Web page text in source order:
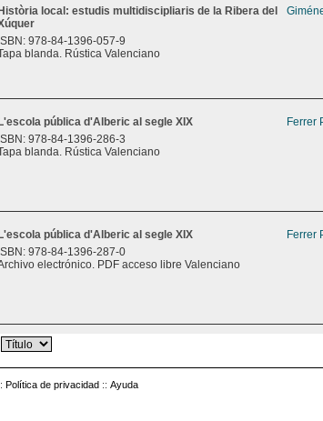
Història local: estudis multidiscipliaris de la Ribera del
ISBN: 978-84-1396-057-9
blanda. Rústica Valenciano
L'escola pública d'Alberic al segle XIX
ISBN: 978-84-1396-286-3
blanda. Rústica Valenciano
Ferrer
L'escola pública d'Alberic al segle XIX
ISBN: 978-84-1396-287-0
electrónico. PDF acceso libre Valenciano
Ferrer
Política de privacidad :: Ayuda